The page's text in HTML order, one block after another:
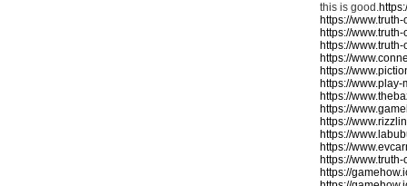
this is good.
https://
https://
https://
https://
https://
https://
https://
https://
https://
https://
https://
https://
https://